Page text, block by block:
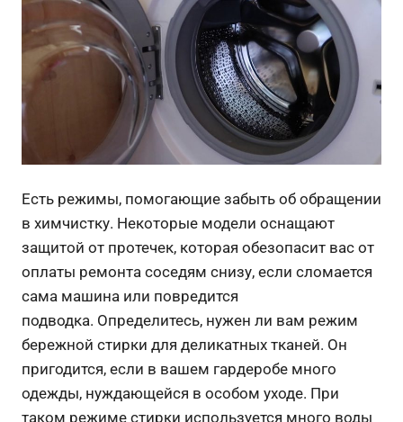
Есть режимы, помогающие забыть об обращении
в химчистку. Некоторые модели оснащают
защитой от протечек, которая обезопасит вас от
оплаты ремонта соседям снизу, если сломается
сама машина или повредится
подводка. Определитесь, нужен ли вам режим
бережной стирки для деликатных тканей. Он
пригодится, если в вашем гардеробе много
одежды, нуждающейся в особом уходе. При
таком режиме стирки используется много воды